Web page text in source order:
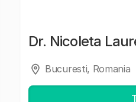
Dr. Nicoleta
Bucuresti, Romania